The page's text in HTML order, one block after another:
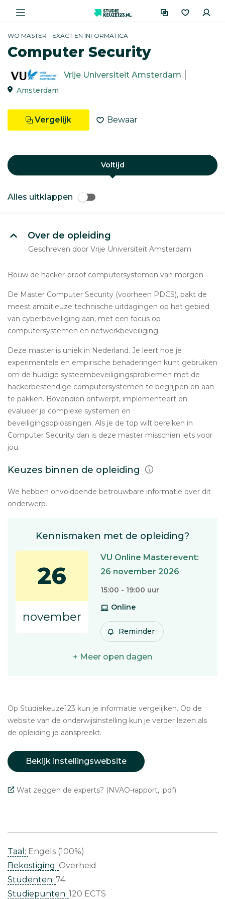
WO MASTER - EXACT EN INFORMATICA
Computer Security
Vrije Universiteit Amsterdam
Amsterdam
Vergelijk Bewaar
Voltijd
Alles uitklappen
Over de opleiding
Geschreven door Vrije Universiteit Amsterdam
Bouw de hacker-proof computersystemen van morgen
De Master Computer Security (voorheen PDCS), pakt de
meest ambitieuze technische uitdagingen op het gebied
van cyberbeveiliging aan, met een focus op
computersystemen en netwerkbeveiliging.
Deze master is uniek in Nederland. Je leert hoe je
experimentele en empirische benaderingen kunt gebruiken
om de huidige systeembeveiligingsproblemen met de
hackerbestendige computersystemen te begrijpen en aan
te pakken. Bovendien ontwerpt, implementeert en
evalueer je complexe systemen en
beveiligingsoplossingen. Als je de top wilt bereiken in
Computer Security dan is deze master misschien iets voor
jou.
Keuzes binnen de opleiding
We hebben onvoldoende betrouwbare informatie over dit
onderwerp.
Kennismaken met de opleiding?
26
november
VU Online Masterevent:
26 november 2026
15:00 - 19:00 uur
Online
Reminder
+ Meer open dagen
Op Studiekeuze123 kun je informatie vergelijken. Op de
website van de onderwijsinstelling kun je verder lezen als
de opleiding je aanspreekt.
Bekijk instellingswebsite
Wat zeggen de experts? (NVAO-rapport, .pdf)
Taal: Engels (100%)
Bekostiging: Overheid
Studenten: 74
Studiepunten: 120 ECTS